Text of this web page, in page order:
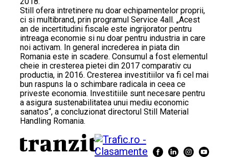
Still ofera intretinere nu doar echipamentelor proprii,
ci si multibrand, prin programul Service 4all. „Acest
an de incertitudini fiscale este ingrijorator pentru
intreaga economie si nu doar pentru industria in care
noi activam. In general increderea in piata din
Romania este in scadere. Consumul a fost elementul
cheie in cresterea pietei din 2017 comparativ cu
productia, in 2016. Cresterea investitiilor va fi cel mai
bun raspuns la o schimbare radicala in ceea ce
priveste economia. Investitiile sunt necesare pentru
a asigura sustenabilitatea unui mediu economic
sanatos“, a concluzionat directorul Still Material
Handling Romania.